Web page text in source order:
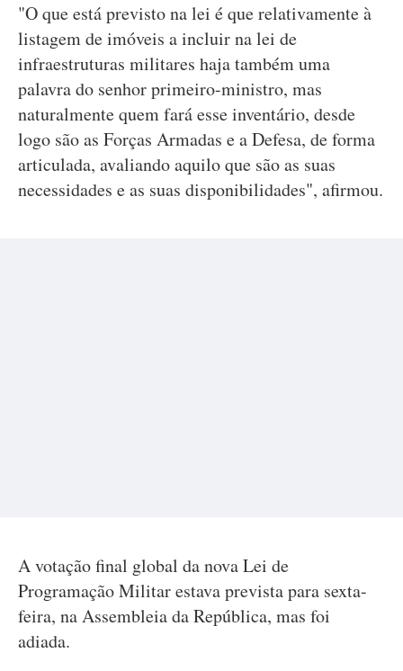
"O que está previsto na lei é que relativamente à
listagem de imóveis a incluir na lei de
infraestruturas militares haja também uma
palavra do senhor primeiro-ministro, mas
naturalmente quem fará esse inventário, desde
logo são as Forças Armadas e a Defesa, de forma
articulada, avaliando aquilo que são as suas
necessidades e as suas disponibilidades", afirmou.
A votação final global da nova Lei de
Programação Militar estava prevista para sexta-
feira, na Assembleia da República, mas foi
adiada.